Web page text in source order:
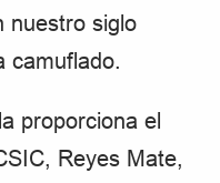
nuestro siglo
camuflado.
proporciona el
Reyes Mate,